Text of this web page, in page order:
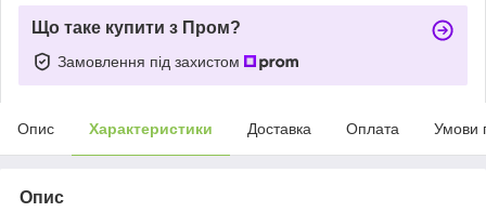
Що таке купити з Пром?
Замовлення під захистом
Опис Характеристики Доставка Оплата Умови
Опис